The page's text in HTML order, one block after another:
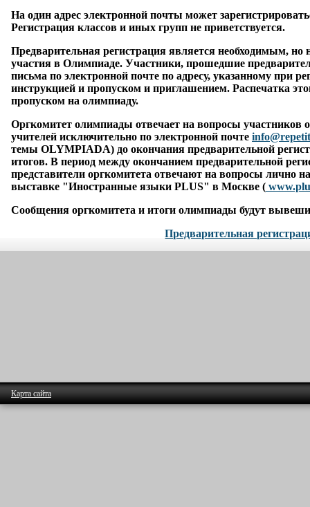
На один адрес электронной почты может
Регистрация классов и иных групп не приветствуется.
Предварительная регистрация является необходимым, но
участия в Олимпиаде. Участники, прошедшие
письма по электронной почте по адресу, указанному при
инструкцией и пропуском и приглашением. Распечатка
пропуском на олимпиаду.
Оргкомитет олимпиады отвечает на вопросы участников
учителей исключительно по электронной почте
темы OLYMPIADA) до окончания предварительной
итогов. В период между окончанием предварительной
представители оргкомитета отвечают на вопросы лично
выставке "Иностранные языки PLUS" в Москве (
Сообщения оргкомитета и итоги олимпиады будут
Предварительная
Карта сайта